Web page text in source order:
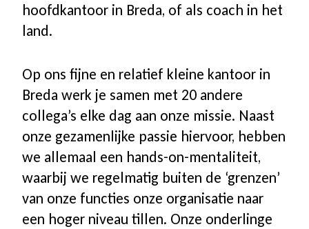
hoofdkantoor in Breda, of als coach in het
land.
Op ons fijne en relatief kleine kantoor in
Breda werk je samen met 20 andere
collega’s elke dag aan onze missie. Naast
onze gezamenlijke passie hiervoor, hebben
we allemaal een hands-on-mentaliteit,
waarbij we regelmatig buiten de ‘grenzen’
van onze functies onze organisatie naar
een hoger niveau tillen. Onze onderlinge